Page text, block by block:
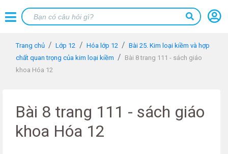
Trang chủ Lớp 12 Hóa lớp 12
Bài 25. Kim loại kiềm và hợp
chất quan trọng của kim loại kiềm
Bài 8 trang 111 - sách giáo
khoa Hóa 12
Bài 8 trang 111 - sách giáo
khoa Hóa 12